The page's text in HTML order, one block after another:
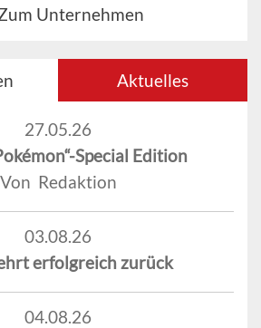
Unternehmen
Aktuelles
27.05.26
Special Edition
Von Redaktion
03.08.26
erfolgreich zurück
04.08.26